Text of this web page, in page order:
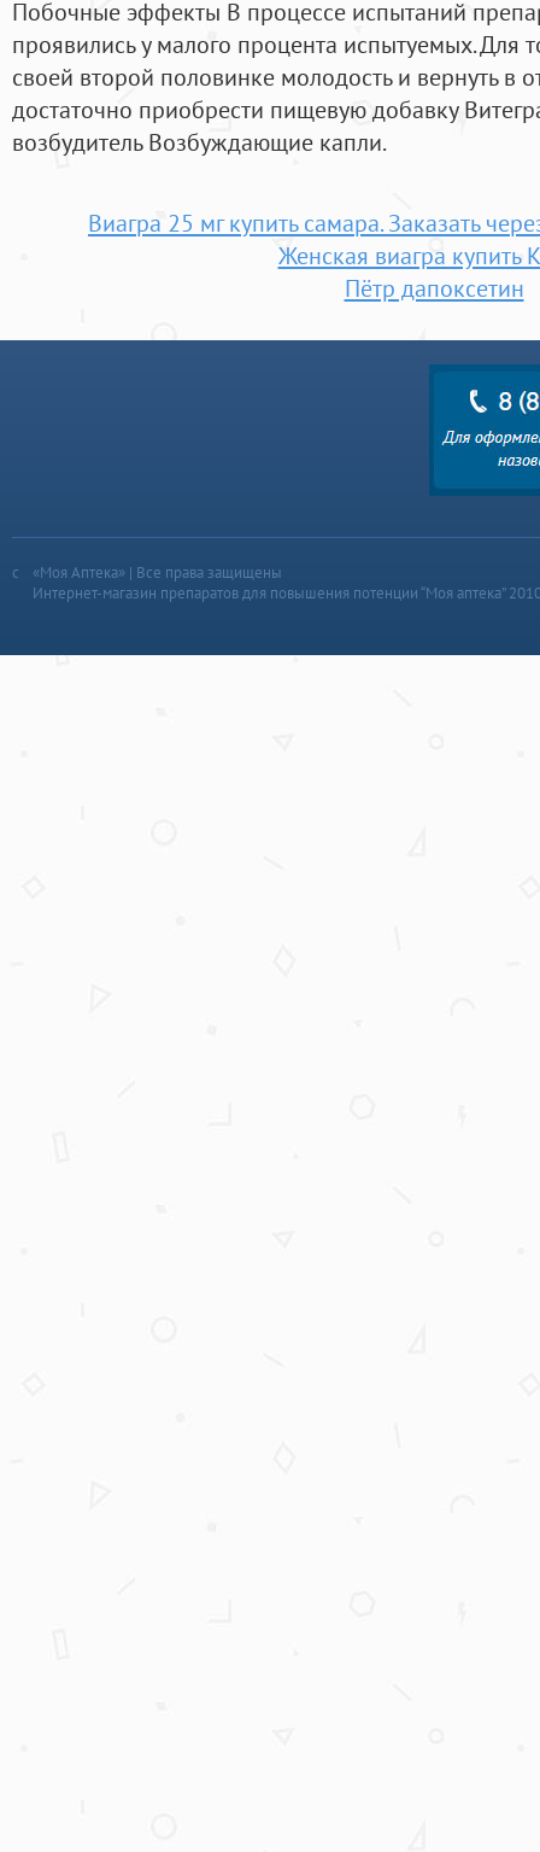
Побочные эффекты В процессе испытаний
проявились у малого процента испытуемых. Для
своей второй половинке молодость и вернуть в
достаточно приобрести пищевую добавку
возбудитель Возбуждающие капли.
Виагра 25 мг купить самара. Заказать
Женская виагра купить
Пётр дапоксетин
«Моя Аптека» | Все права защищены
Интернет-магазин препаратов для повышения потенции “Моя аптека”